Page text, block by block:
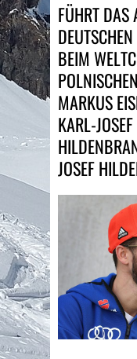
FÜHRT DAS
BEIM
MARKUS
KARL-JOSEF
JOSEF